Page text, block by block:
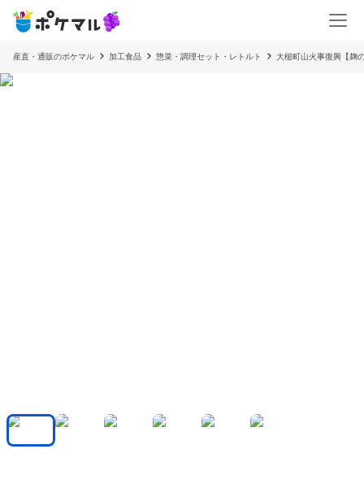
産直・通販のポケマル 加工食品 惣菜・調理セット・レトルト 大槌町山火事復興【麹